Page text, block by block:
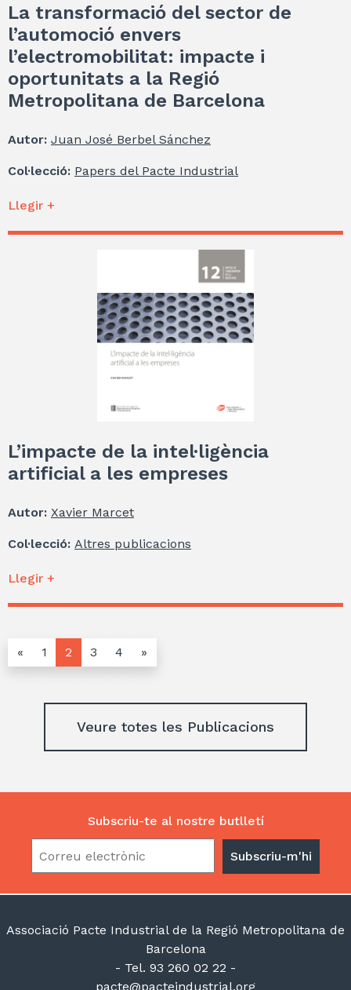
La transformació del sector de
l’automoció envers
l’electromobilitat: impacte i
oportunitats a la Regió
Metropolitana de Barcelona
Autor: Juan José Berbel Sánchez
Col·lecció: Papers del Pacte Industrial
Llegir +
L’impacte de la intel·ligència
artificial a les empreses
Autor: Xavier Marcet
Col·lecció: Altres publicacions
Llegir +
« 1 2 3 4 »
Veure totes les Publicacions
Subscriu-te al nostre butlletí
Associació Pacte Industrial de la Regió Metropolitana de
Barcelona
- Tel. 93 260 02 22 -
pacte@pacteindustrial.org